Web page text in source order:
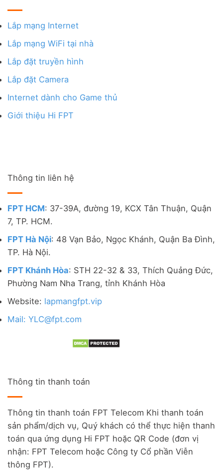
Lắp mạng Internet
Lắp mạng WiFi tại nhà
Lắp đặt truyền hình
Lắp đặt Camera
Internet dành cho Game thủ
Giới thiệu Hi FPT
Thông tin liên hệ
FPT HCM: 37-39A, đường 19, KCX Tân Thuận, Quận
7, TP. HCM.
FPT Hà Nội: 48 Vạn Bảo, Ngọc Khánh, Quận Ba Đình,
TP. Hà Nội.
FPT Khánh Hòa: STH 22-32 & 33, Thích Quảng Đức,
Phường Nam Nha Trang, tỉnh Khánh Hòa
Website: lapmangfpt.vip
Mail: YLC@fpt.com
Thông tin thanh toán
Thông tin thanh toán FPT Telecom Khi thanh toán
sản phẩm/dịch vụ, Quý khách có thể thực hiện thanh
toán qua ứng dụng Hi FPT hoặc QR Code (đơn vị
nhận: FPT Telecom hoặc Công ty Cổ phần Viễn
thông FPT).